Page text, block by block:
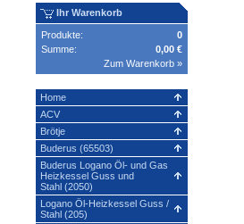
Ihr Warenkorb
Produkte:
0
Summe:
0,00 €
Zum Warenkorb »
Home
ACV
Brötje
Buderus (65503)
Buderus Logano Öl- und Gas
Heizkessel Guss und
Stahl (2050)
Logano Öl-Heizkessel Guss /
Stahl (205)